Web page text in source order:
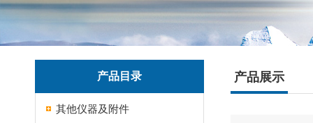
产品目录
其他仪器及附件
产品展示